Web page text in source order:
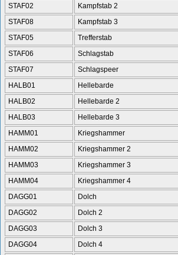
STAF02
Kampfstab 2
STAF08
Kampfstab 3
STAF05
Trefferstab
STAF06
Schlagstab
STAF07
Schlagspeer
HALB01
Hellebarde
HALB02
Hellebarde 2
HALB03
Hellebarde 3
HAMM01
Kriegshammer
HAMM02
Kriegshammer 2
HAMM03
Kriegshammer 3
HAMM04
Kriegshammer 4
DAGG01
Dolch
DAGG02
Dolch 2
DAGG03
Dolch 3
DAGG04
Dolch 4